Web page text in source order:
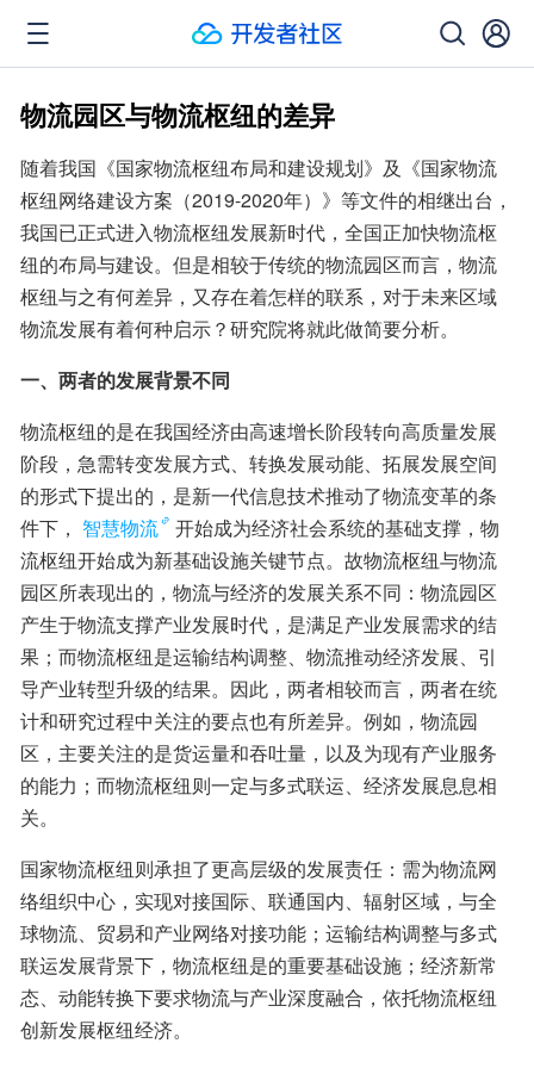
物流园区与物流枢纽的差异
随着我国《国家物流枢纽布局和建设规划》及《国家物流
枢纽网络建设方案（2019-2020年）》等文件的相继出台，
我国已正式进入物流枢纽发展新时代，全国正加快物流枢
纽的布局与建设。但是相较于传统的物流园区而言，物流
枢纽与之有何差异，又存在着怎样的联系，对于未来区域
物流发展有着何种启示？研究院将就此做简要分析。
一、两者的发展背景不同
物流枢纽的是在我国经济由高速增长阶段转向高质量发展
阶段，急需转变发展方式、转换发展动能、拓展发展空间
的形式下提出的，是新一代信息技术推动了物流变革的条
件下， 智慧物流
开始成为经济社会系统的基础支撑，物
流枢纽开始成为新基础设施关键节点。故物流枢纽与物流
园区所表现出的，物流与经济的发展关系不同：物流园区
产生于物流支撑产业发展时代，是满足产业发展需求的结
果；而物流枢纽是运输结构调整、物流推动经济发展、引
导产业转型升级的结果。因此，两者相较而言，两者在统
计和研究过程中关注的要点也有所差异。例如，物流园
区，主要关注的是货运量和吞吐量，以及为现有产业服务
的能力；而物流枢纽则一定与多式联运、经济发展息息相
关。
国家物流枢纽则承担了更高层级的发展责任：需为物流网
络组织中心，实现对接国际、联通国内、辐射区域，与全
球物流、贸易和产业网络对接功能；运输结构调整与多式
联运发展背景下，物流枢纽是的重要基础设施；经济新常
态、动能转换下要求物流与产业深度融合，依托物流枢纽
创新发展枢纽经济。